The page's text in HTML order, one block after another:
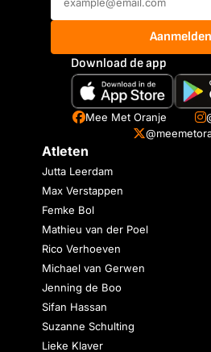
Aanmelden
Download de app
Mee Met Oranje
Atleten
Jutta Leerdam
Max Verstappen
Femke Bol
Mathieu van der Poel
Rico Verhoeven
Michael van Gerwen
Jenning de Boo
Sifan Hassan
Suzanne Schulting
Lieke Klaver